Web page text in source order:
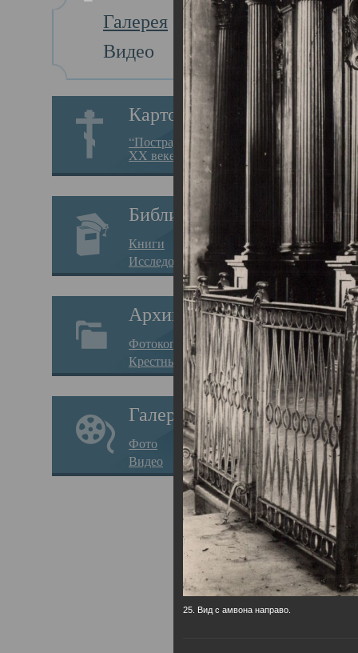
Галерея
Видео
Картотека
“Пострадавшие за веру в
XX веке на Севере”
Библиотека
Книги
Исследования
Архив
Фотокопии дел
Крестные ходы
Галерея
Фото
Видео
Главная
25. Вид с амвона направо.